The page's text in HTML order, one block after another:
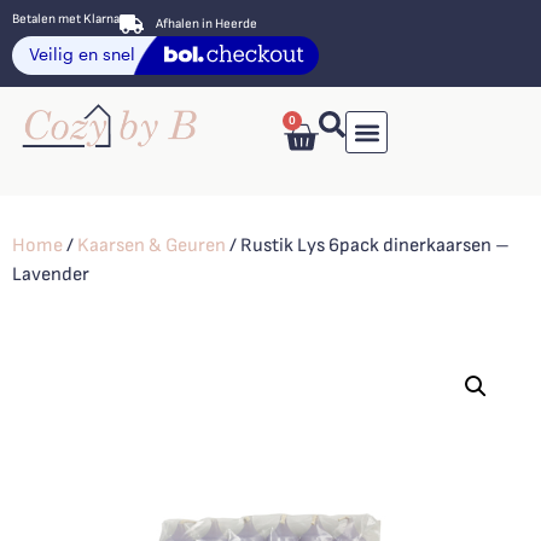
Betalen met Klarna Afhalen in Heerde
0
Home/ Kaarsen & Geuren / Rustik Lys 6pack dinerkaarsen –
Lavender